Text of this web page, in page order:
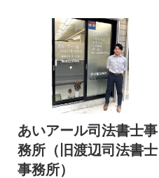
あいアール司法書士事
務所（旧渡辺司法書士
事務所）